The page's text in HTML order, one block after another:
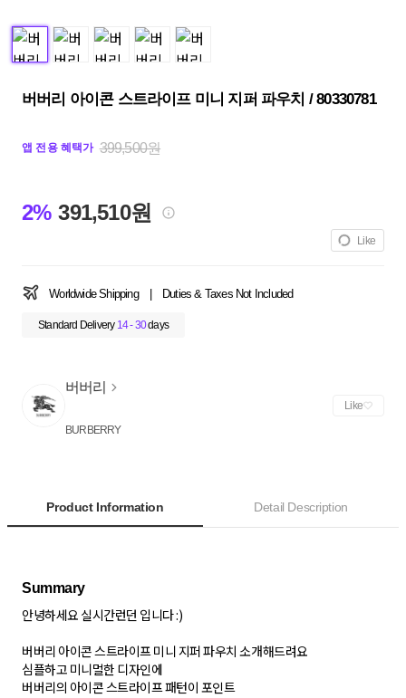
버버리 아이콘 스트라이프 미니 지퍼 파우치 / 80330781
앱 전용 혜택가 399,500원
2% 391,510원
Like
Worldwide Shipping Duties & Taxes Not Included
Standard Delivery 14 - 30days
버버리
BURBERRY
Like
Product Information Detail Description
Summary
안녕하세요 실시간런던 입니다 :)
버버리 아이콘 스트라이프 미니 지퍼 파우치 소개해드려요
심플하고 미니멀한 디자인에
버버리의 아이콘 스트라이프 패턴이 포인트